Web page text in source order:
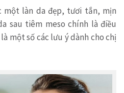
một làn da đẹp, tươi tắn, mịn
sau tiêm meso chính là điều
một số các lưu ý dành cho chị